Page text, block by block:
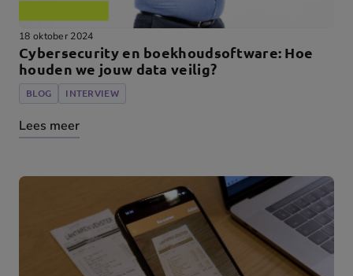
18 oktober 2024
Cybersecurity en boekhoudsoftware: Hoe
houden we jouw data veilig?
BLOG INTERVIEW
Lees meer